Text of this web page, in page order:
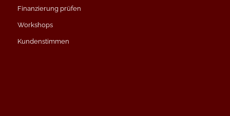
Finanzierung prüfen
Workshops
Kundenstimmen